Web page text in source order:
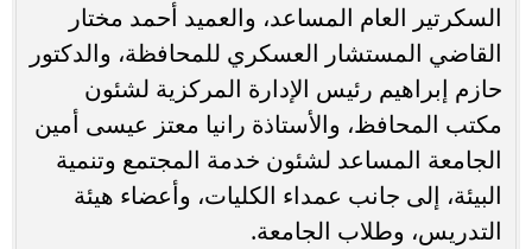
السكرتير العام المساعد، والعميد أحمد مختار
القاضي المستشار العسكري للمحافظة، والدكتور
حازم إبراهيم رئيس الإدارة المركزية لشئون
مكتب المحافظ، والأستاذة رانيا معتز عيسى أمين
الجامعة المساعد لشئون خدمة المجتمع وتنمية
البيئة، إلى جانب عمداء الكليات، وأعضاء هيئة
التدريس، وطلاب الجامعة.